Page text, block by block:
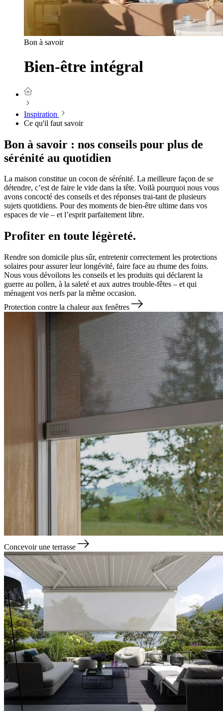
Bon à savoir
Bien-être intégral
Inspiration
Ce qu'il faut savoir
Bon à savoir : nos conseils pour plus de
sérénité au quotidien
La maison constitue un cocon de sérénité. La meilleure façon de se
détendre, c’est de faire le vide dans la tête. Voilà pourquoi nous vous
avons concocté des conseils et des réponses trai-tant de plusieurs
sujets quotidiens. Pour des moments de bien-être ultime dans vos
espaces de vie – et l’esprit parfaitement libre.
Profiter en toute légèreté.
Rendre son domicile plus sûr, entretenir correctement les protections
solaires pour assurer leur longévité, faire face au rhume des foins.
Nous vous dévoilons les conseils et les produits qui déclarent la
guerre au pollen, à la saleté et aux autres trouble-fêtes – et qui
ménagent vos nerfs par la même occasion.
Protection contre la chaleur aux fenêtres
Concevoir une terrasse